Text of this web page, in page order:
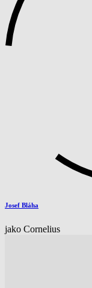
Josef Bláha
jako Cornelius